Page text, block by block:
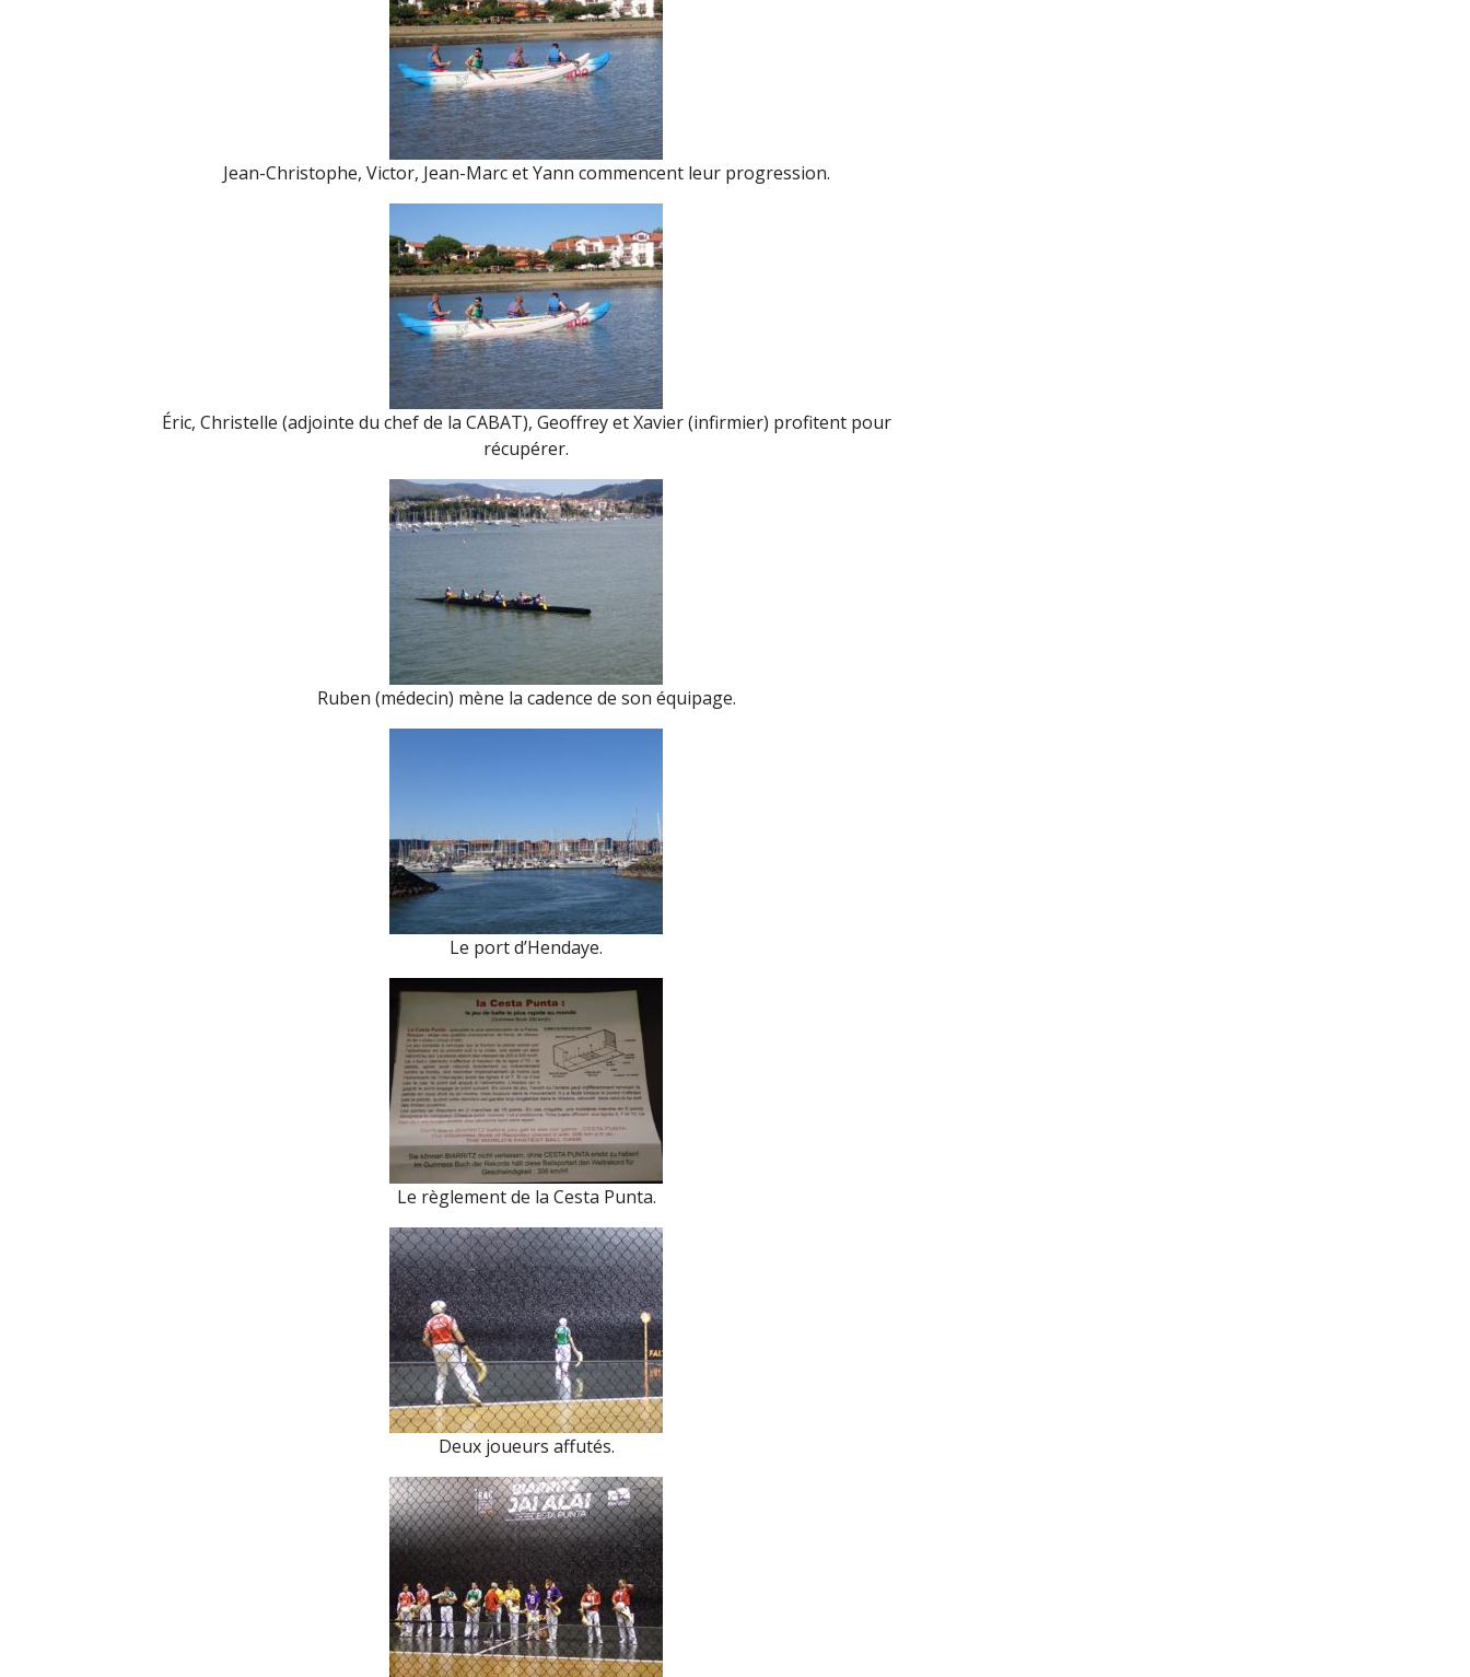
Jean-Christophe, Victor, Jean-Marc et Yann commencent leur progression.
Éric, Christelle (adjointe du chef de la CABAT), Geoffrey et Xavier (infirmier) profitent pour
récupérer.
Ruben (médecin) mène la cadence de son équipage.
Le port d’Hendaye.
Le règlement de la Cesta Punta.
Deux joueurs affutés.